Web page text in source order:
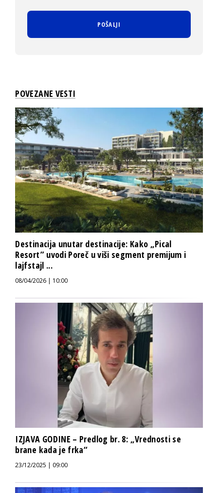
POVEZANE VESTI
Destinacija unutar destinacije: Kako „Pical
Resort” uvodi Poreč u viši segment premijum i
lajfstajl ...
08/04/2026 | 10:00
IZJAVA GODINE – Predlog br. 8: „Vrednosti se
brane kada je frka“
23/12/2025 | 09:00